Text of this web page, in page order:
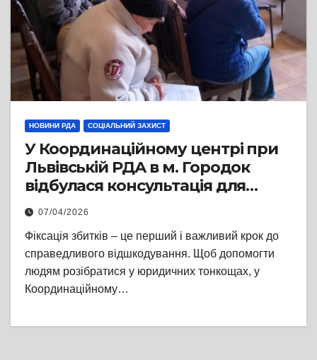
НОВИНИ РДА СОЦІАЛЬНИЙ ЗАХИСТ
У Координаційному центрі при
Львівській РДА в м. Городок
відбулася консультація для
внутрішньо переміщених
громадян
07/04/2026
Фіксація збитків – це перший і важливий крок до
справедливого відшкодування. Щоб допомогти
людям розібратися у юридичних тонкощах, у
Координаційному…